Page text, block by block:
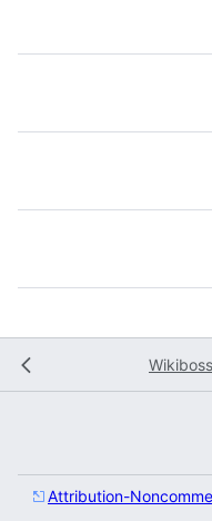
Wikiboss
Attribution-